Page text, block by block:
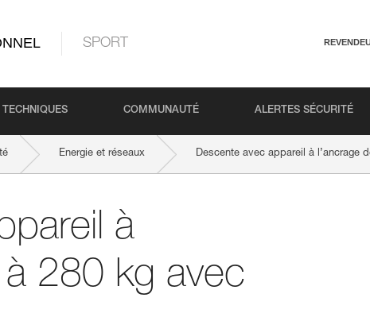
SPORT
COMMUNAUTÉ ALERTES SÉCURITÉ
Energie et réseaux Descente avec appareil à l’ancrage
à
à 280 kg avec